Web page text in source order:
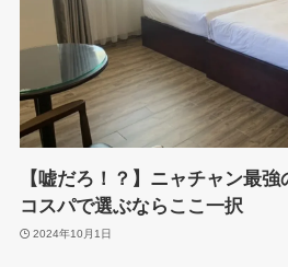
【嘘だろ！？】ニャチャン最強
コスパで選ぶならここ一択
2024年10月1日